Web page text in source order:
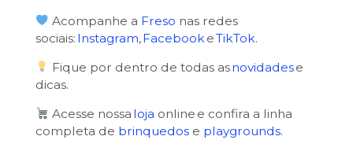
Acompanhe a Freso nas redes
sociais: Instagram,Facebook eTikTok.
Fique por dentro de todas asnovidadese
dicas.
Acesse nossa loja online e confira a linha
completa de brinquedose playgrounds.